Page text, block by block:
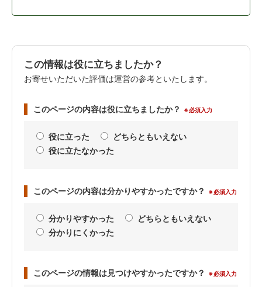
この情報は役に立ちましたか？
お寄せいただいた評価は運営の参考といたします。
このページの内容は役に立ちましたか？ ※必須入力
役に立った
どちらともいえない
役に立たなかった
このページの内容は分かりやすかったですか？ ※必須入力
分かりやすかった
どちらともいえない
分かりにくかった
このページの情報は見つけやすかったですか？ ※必須入力